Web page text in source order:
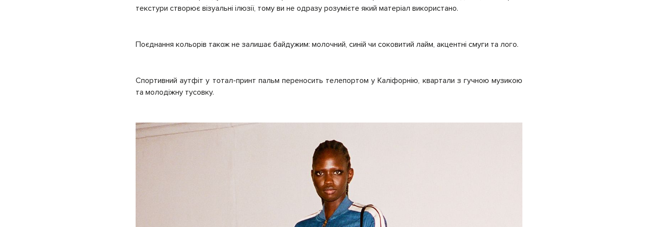
текстури створює візуальні ілюзії, тому ви не одразу розумієте який матеріал використано.
Поєднання кольорів також не залишає байдужим: молочний, синій чи соковитий лайм, акцентні смуги та лого.
Спортивний аутфіт у тотал-принт пальм переносить телепортом у Каліфорнію, квартали з гучною музикою
та молодіжну тусовку.